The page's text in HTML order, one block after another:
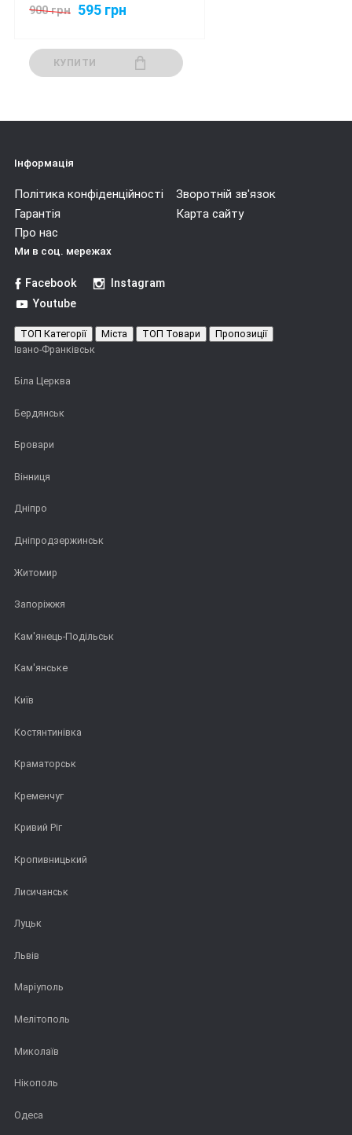
900 грн 595 грн
КУПИТИ
Інформація
Політика конфіденційності
Зворотній зв'язок
Гарантія
Карта сайту
Про нас
Ми в соц. мережах
Facebook
Instagram
Youtube
ТОП Категорії Міста ТОП Товари
Пропозиції
Івано-Франківськ
Біла Церква
Бердянськ
Бровари
Вінниця
Дніпро
Дніпродзержинськ
Житомир
Запоріжжя
Кам'янець-Подільськ
Кам'янське
Київ
Костянтинівка
Краматорськ
Кременчуг
Кривий Ріг
Кропивницький
Лисичанськ
Луцьк
Львів
Маріуполь
Мелітополь
Миколаїв
Нікополь
Одеса